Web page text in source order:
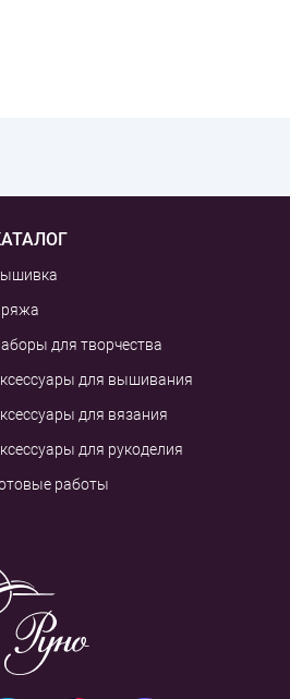
для творчества
для вышивания
для вязания
для рукоделия
работы